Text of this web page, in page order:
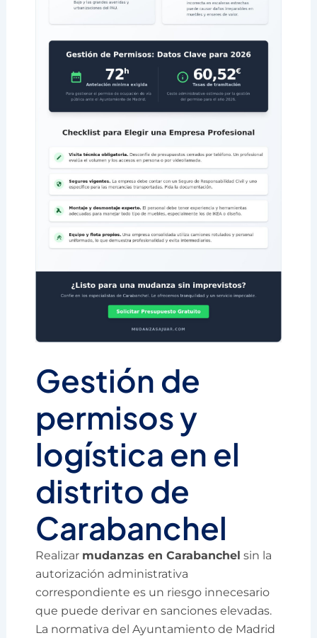
Gestión de
permisos y
logística en el
distrito de
Carabanchel
Realizar mudanzas en Carabanchel sin la
autorización administrativa
correspondiente es un riesgo innecesario
que puede derivar en sanciones elevadas.
La normativa del Ayuntamiento de Madrid